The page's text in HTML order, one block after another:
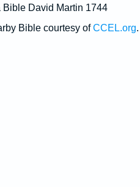
Bible David Martin 1744
Bible courtesy ofCCEL.org.